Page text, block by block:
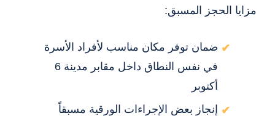
مزايا الحجز المسبق:
ضمان توفر مكان مناسب لأفراد الأسرة
في نفس النطاق داخل مقابر مدينة 6
أكتوبر
إنجاز بعض الإجراءات الورقية مسبقاً